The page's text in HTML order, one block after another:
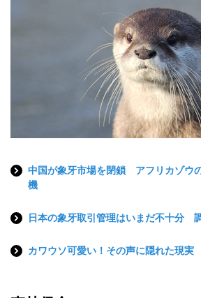
中国が象牙市場を閉鎖 アフリカゾウ
機
日本の象牙取引管理はいまだ不十分
カワウソ可愛い！その声に隠れた現実